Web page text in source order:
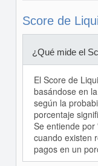
Score de
¿Qué mide el
El Score de
basándose en
según la
porcentaje
Se entiende
cuando existen
pagos en un